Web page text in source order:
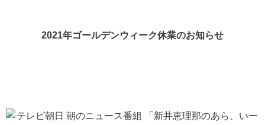
2021年ゴールデンウィーク休業のお知らせ